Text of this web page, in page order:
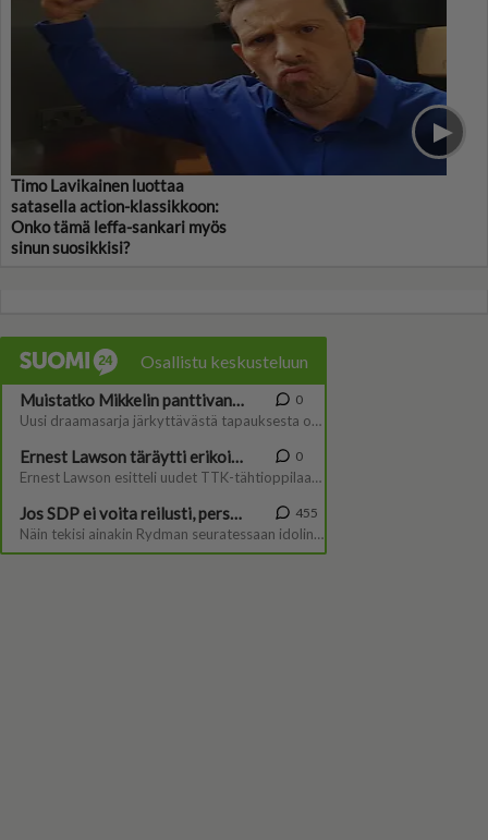
Timo Lavikainen luottaa
satasella action-klassikkoon:
Onko tämä leffa-sankari myös
sinun suosikkisi?